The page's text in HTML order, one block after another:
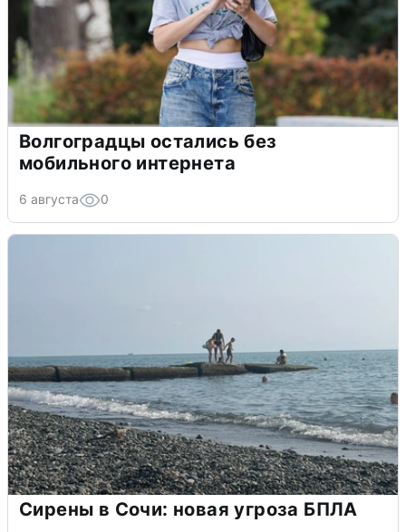
Волгоградцы остались без
мобильного интернета
6 августа 0
Сирены в Сочи: новая угроза БПЛА